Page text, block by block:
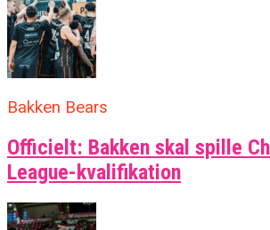
Bakken Bears
Officielt: Bakken skal spille
League-kvalifikation